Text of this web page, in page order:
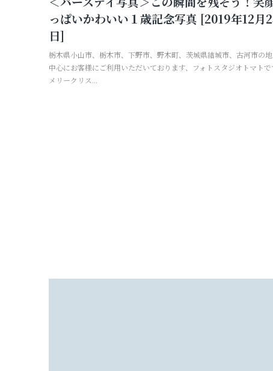
っぱいかわいい１歳記念写真 [2019年12月
日]
栃木県小山市、栃木市、下野市、野木町、茨城県結城市、古河市の
中心にお客様にご利用いただいております、フォトスタジオトマトで
メリークリス...